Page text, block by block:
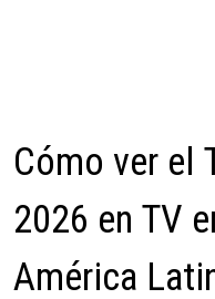
Cómo ver el
2026 en TV
América